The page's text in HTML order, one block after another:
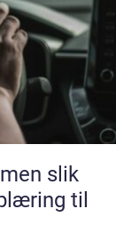
slik
til